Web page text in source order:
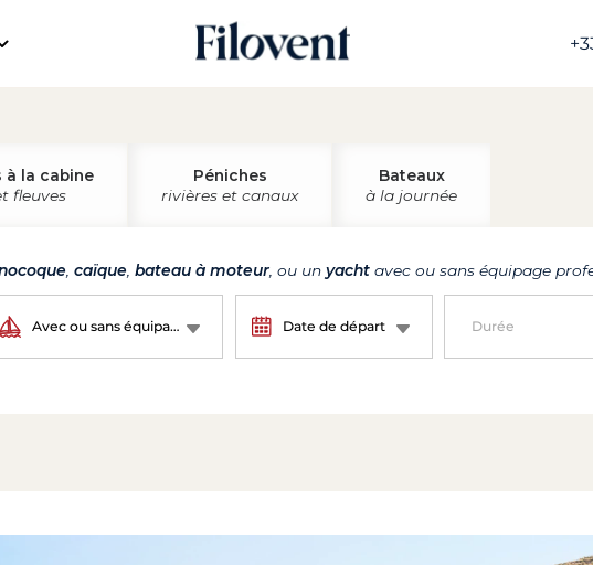
à la cabine
fleuves
Péniches
rivières et canaux
Bateaux
à la journée
caïque bateau à moteur , ou un yacht avec ou sans équipage
Avec ou sans équipage ? Date de départ Durée